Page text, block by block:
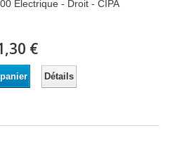
Electrique - Droit - CIPA
€
Détails